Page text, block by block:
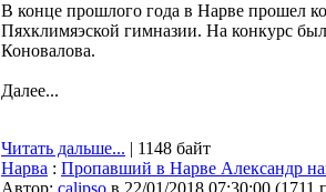
В конце прошлого года в Нарве прошел
Пяхклимяэской гимназии. На конкурс
Коновалова.
Далее...
Читать дальше... | 1148 байт
Нарва : Пропавший в Нарве Александр
Автор: calipso в 22/01/2018 07:30:00 (1711